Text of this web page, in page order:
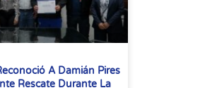
A Damián Pires
Rescate Durante La